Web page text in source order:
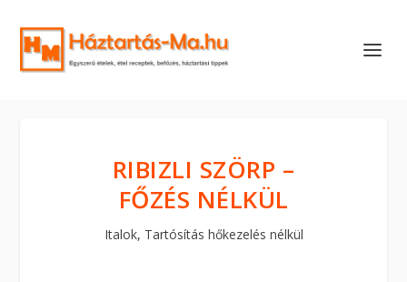
RIBIZLI SZÖRP –
FŐZÉS NÉLKÜL
Italok, Tartósítás hőkezelés nélkül